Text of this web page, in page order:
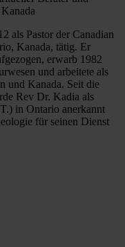
als Pastor der Canadian
Kanada, tätig. Er
erwarb 1982
und arbeitete als
und Kanada. Seit die
Rev Dr. Kadia als
in Ontario anerkannt
für seinen Dienst